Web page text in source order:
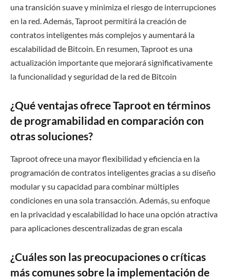
una transición suave y minimiza el riesgo de interrupciones
en la red. Además, Taproot permitirá la creación de
contratos inteligentes más complejos y aumentará la
escalabilidad de Bitcoin. En resumen, Taproot es una
actualización importante que mejorará significativamente
la funcionalidad y seguridad de la red de Bitcoin
¿Qué ventajas ofrece Taproot en términos
de programabilidad en comparación con
otras soluciones?
Taproot ofrece una mayor flexibilidad y eficiencia en la
programación de contratos inteligentes gracias a su diseño
modular y su capacidad para combinar múltiples
condiciones en una sola transacción. Además, su enfoque
en la privacidad y escalabilidad lo hace una opción atractiva
para aplicaciones descentralizadas de gran escala
¿Cuáles son las preocupaciones o críticas
más comunes sobre la implementación de